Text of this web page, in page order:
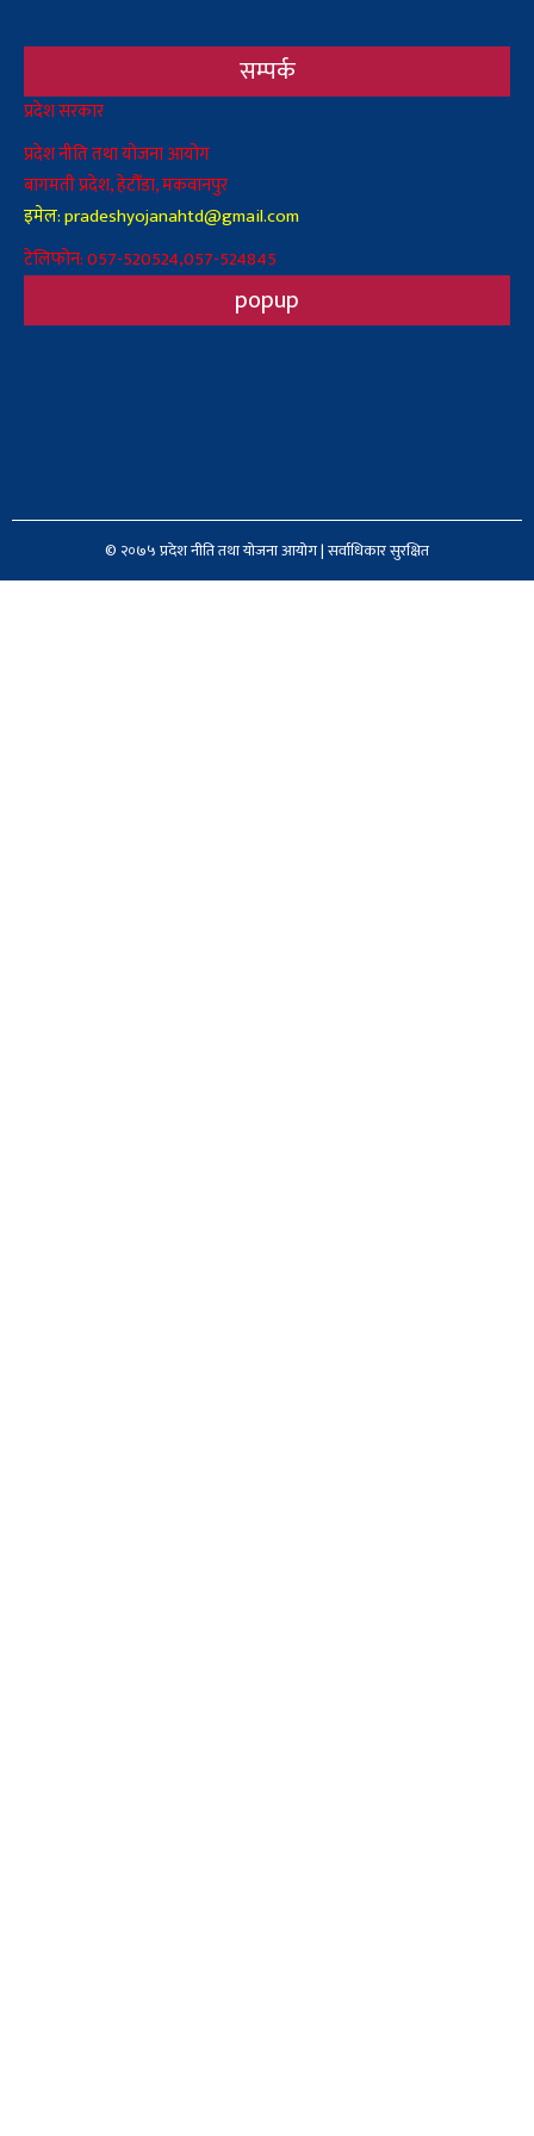
सम्पर्क
Body
प्रदेश सरकार
प्रदेश नीति तथा योजना आयोग
बागमती प्रदेश, हेटौँडा, मकवानपुर
इमेल: pradeshyojanahtd@gmail.com
टेलिफोन: 057-520524,057-524845
popup
© २०७५ प्रदेश नीति तथा योजना आयोग | सर्वाधिकार सुरक्षित